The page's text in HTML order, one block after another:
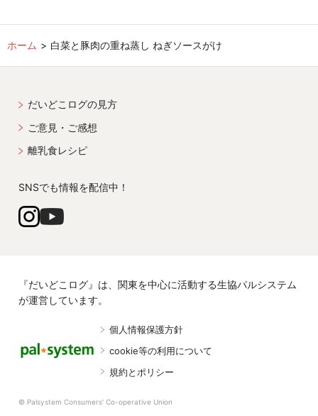
ホーム 白菜と豚肉の重ね蒸し ねぎソースがけ
だいどこログの見方
ご意見・ご感想
離乳食レシピ
SNSでも情報を配信中！
『だいどこログ』は、関東を中心に活動する生協パルシステム
が運営しています。
個人情報保護方針
cookie等の利用について
規約とポリシー
© Palsystem Consumers' Co-operative Union